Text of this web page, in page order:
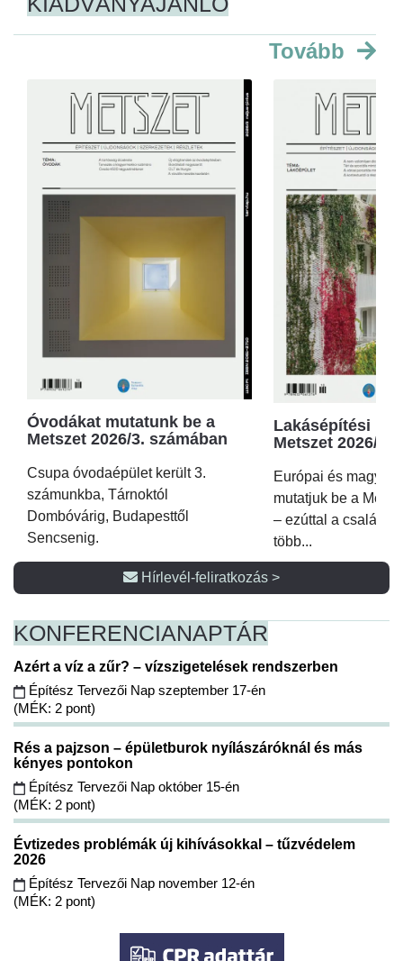
Tovább
Óvodákat mutatunk be a
Metszet 2026/3. számában
Csupa óvodaépület került 3.
számunkba, Tárnoktól
Dombóvárig, Budapesttől
Sencsenig.
Lakásépítési
Metszet 2026/2.
Európai és magyar
mutatjuk be a
– ezúttal a családi
több...
Hírlevél-feliratkozás >
KONFERENCIANAPTÁR
Azért a víz a zűr? – vízszigetelések rendszerben
Építész Tervezői Nap szeptember 17-én
(MÉK: 2 pont)
Rés a pajzson – épületburok nyílászáróknál és más
kényes pontokon
Építész Tervezői Nap október 15-én
(MÉK: 2 pont)
Évtizedes problémák új kihívásokkal – tűzvédelem
2026
Építész Tervezői Nap november 12-én
(MÉK: 2 pont)